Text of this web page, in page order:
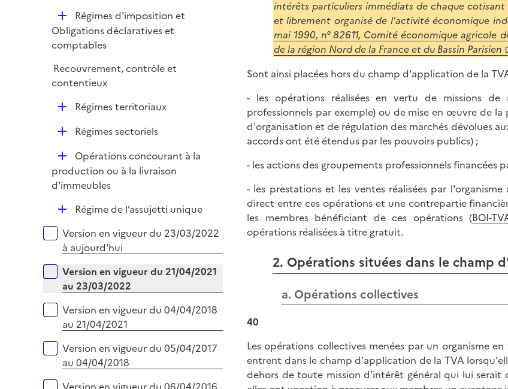
r
i
e
r
l
i
r
D
é
p
i
e
Régimes d'imposition et
Obligations déclaratives et
comptables
Recouvrement, contrôle et
contentieux
D
e
r
Régimes territoriaux
D
l
i
Régimes sectoriels
D
é
p
e
r
Opérations concourant à la
production ou à la livraison
d'immeubles
D
p
l
i
r
Régime de l’assujetti unique
Versions sur la période
Version en vigueur du 23/03/2022
à aujourd'hui
Version en vigueur du 21/04/2021
au 23/03/2022
Version en vigueur du 04/04/2018
au 21/04/2021
Version en vigueur du 05/04/2017
au 04/04/2018
intérêts particuliers immédiats de chaque
et librement organisé de l'activité économique
mai 1990, n° 82611, Comité économique agricole
de la région Nord de la France et du Bassin Parisien
Sont ainsi placées hors du champ d'application de la
- les opérations réalisées en vertu de missions de
professionnels par exemple) ou de mise en œuvre de
d'organisation et de régulation des marchés dévolues
accords ont été étendus par les pouvoirs publics) ;
- les actions des groupements professionnels financées
- les prestations et les ventes réalisées par
direct entre ces opérations et une contrepartie
les membres bénéficiant de ces opérations (BOI-
opérations réalisées à titre gratuit.
2. Opérations situées dans le champ
a. Opérations collectives
40
Les opérations collectives menées par un organisme
entrent dans le champ d'application de la TVA
dehors de toute mission d'intérêt général qui lui serait